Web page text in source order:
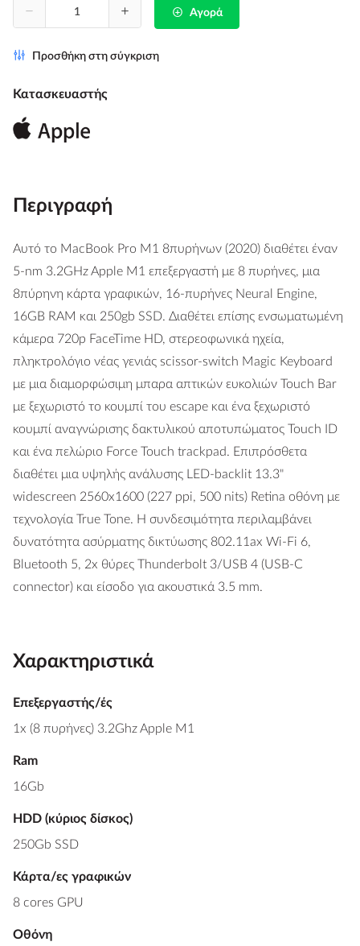
Αγορά
Προσθήκη στη σύγκριση
Κατασκευαστής
Περιγραφή
Αυτό το MacBook Pro M1 8πυρήνων (2020) διαθέτει έναν
5-nm 3.2GHz Apple M1 επεξεργαστή με 8 πυρήνες, μια
8πύρηνη κάρτα γραφικών, 16-πυρήνες Neural Engine,
16GB RAM και 250gb SSD. Διαθέτει επίσης ενσωματωμένη
κάμερα 720p FaceTime HD, στερεοφωνικά ηχεία,
πληκτρολόγιο νέας γενιάς scissor-switch Magic Keyboard
με μια διαμορφώσιμη μπαρα απτικών ευκολιών Touch Bar
με ξεχωριστό το κουμπί του escape και ένα ξεχωριστό
κουμπί αναγνώρισης δακτυλικού αποτυπώματος Touch ID
και ένα πελώριο Force Touch trackpad. Επιπρόσθετα
διαθέτει μια υψηλής ανάλυσης LED-backlit 13.3"
widescreen 2560x1600 (227 ppi, 500 nits) Retina οθόνη με
τεχνολογία True Tone. Η συνδεσιμότητα περιλαμβάνει
δυνατότητα ασύρματης δικτύωσης 802.11ax Wi-Fi 6,
Bluetooth 5, 2x θύρες Thunderbolt 3/USB 4 (USB-C
connector) και είσοδο για ακουστικά 3.5 mm.
Χαρακτηριστικά
Επεξεργαστής/ές
1x (8 πυρήνες) 3.2Ghz Apple M1
Ram
16Gb
HDD (κύριος δίσκος)
250Gb SSD
Κάρτα/ες γραφικών
8 cores GPU
Οθόνη